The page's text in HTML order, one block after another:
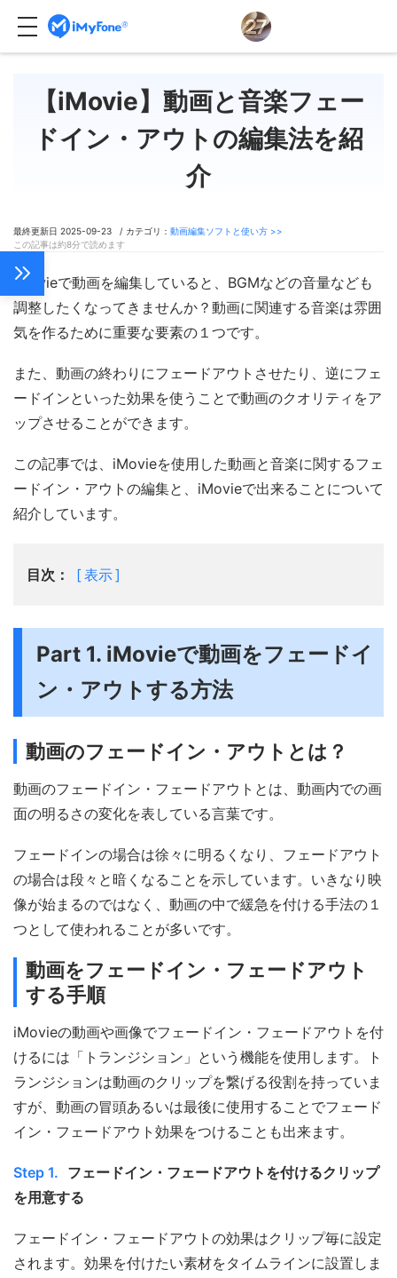
【iMovie】動画と音楽フェー
ドイン・アウトの編集法を紹
介
最終更新日 2025-09-23 / カテゴリ： 動画編集ソフトと使い方 >>
この記事は約8分で読めます
iMovieで動画を編集していると、BGMなどの音量なども
調整したくなってきませんか？動画に関連する音楽は雰囲
気を作るために重要な要素の１つです。
また、動画の終わりにフェードアウトさせたり、逆にフェ
ードインといった効果を使うことで動画のクオリティをア
ップさせることができます。
この記事では、iMovieを使用した動画と音楽に関するフェ
ードイン・アウトの編集と、iMovieで出来ることについて
紹介しています。
目次： 表示
Part 1. iMovieで動画をフェードイ
ン・アウトする方法
動画のフェードイン・アウトとは？
動画のフェードイン・フェードアウトとは、動画内での画
面の明るさの変化を表している言葉です。
フェードインの場合は徐々に明るくなり、フェードアウト
の場合は段々と暗くなることを示しています。いきなり映
像が始まるのではなく、動画の中で緩急を付ける手法の１
つとして使われることが多いです。
動画をフェードイン・フェードアウト
する手順
iMovieの動画や画像でフェードイン・フェードアウトを付
けるには「トランジション」という機能を使用します。ト
ランジションは動画のクリップを繋げる役割を持っていま
すが、動画の冒頭あるいは最後に使用することでフェード
イン・フェードアウト効果をつけることも出来ます。
Step 1. フェードイン・フェードアウトを付けるクリップ
を用意する
フェードイン・フェードアウトの効果はクリップ毎に設定
されます。効果を付けたい素材をタイムラインに設置しま